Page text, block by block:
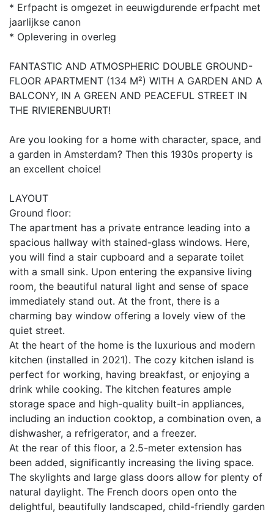
* Erfpacht is omgezet in eeuwigdurende erfpacht met
jaarlijkse canon
* Oplevering in overleg
FANTASTIC AND ATMOSPHERIC DOUBLE GROUND-
FLOOR APARTMENT (134 M²) WITH A GARDEN AND A
BALCONY, IN A GREEN AND PEACEFUL STREET IN
THE RIVIERENBUURT!
Are you looking for a home with character, space, and
a garden in Amsterdam? Then this 1930s property is
an excellent choice!
LAYOUT
Ground floor:
The apartment has a private entrance leading into a
spacious hallway with stained-glass windows. Here,
you will find a stair cupboard and a separate toilet
with a small sink. Upon entering the expansive living
room, the beautiful natural light and sense of space
immediately stand out. At the front, there is a
charming bay window offering a lovely view of the
quiet street.
At the heart of the home is the luxurious and modern
kitchen (installed in 2021). The cozy kitchen island is
perfect for working, having breakfast, or enjoying a
drink while cooking. The kitchen features ample
storage space and high-quality built-in appliances,
including an induction cooktop, a combination oven, a
dishwasher, a refrigerator, and a freezer.
At the rear of this floor, a 2.5-meter extension has
been added, significantly increasing the living space.
The skylights and large glass doors allow for plenty of
natural daylight. The French doors open onto the
delightful, beautifully landscaped, child-friendly garden